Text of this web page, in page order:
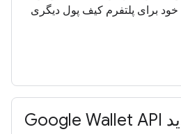
خود برای پلتفرم کیف پول دیگری
نمونه کدهای جدید Google Wallet API